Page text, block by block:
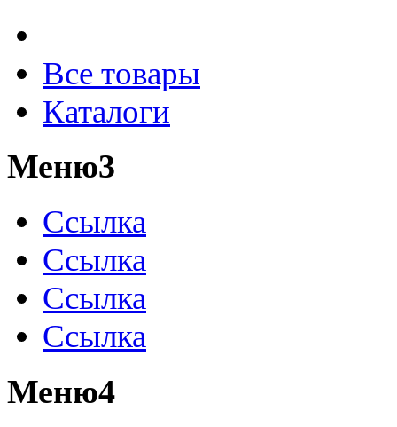
Все товары
Каталоги
Меню3
Ссылка
Ссылка
Ссылка
Ссылка
Меню4